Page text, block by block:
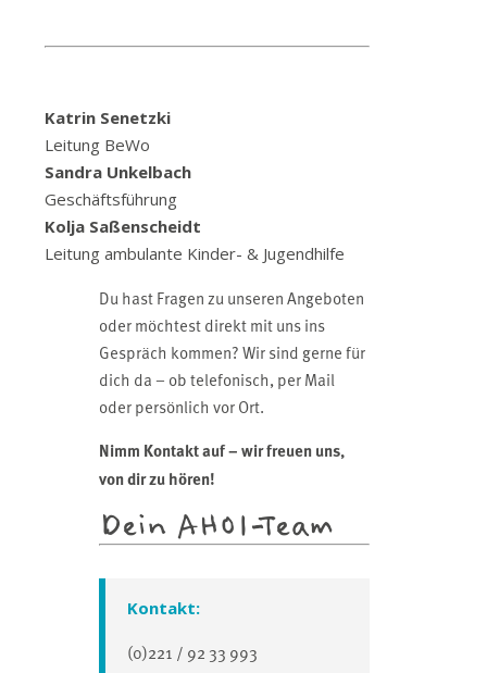
Katrin Senetzki
Leitung BeWo
Sandra Unkelbach
Geschäftsführung
Kolja Saßenscheidt
Leitung ambulante Kinder- & Jugendhilfe
Du hast Fragen zu unseren Angeboten
oder möchtest direkt mit uns ins
Gespräch kommen? Wir sind gerne für
dich da – ob telefonisch, per Mail
oder persönlich vor Ort.
Nimm Kontakt auf – wir freuen uns,
von dir zu hören!
Dein AHOI-Team
Kontakt:
(0)221 / 92 33 993